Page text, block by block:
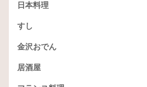
日本料理
すし
金沢おでん
居酒屋